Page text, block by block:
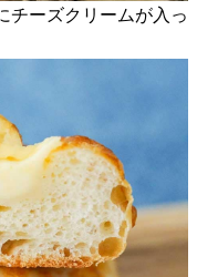
チーズクリームが入っ